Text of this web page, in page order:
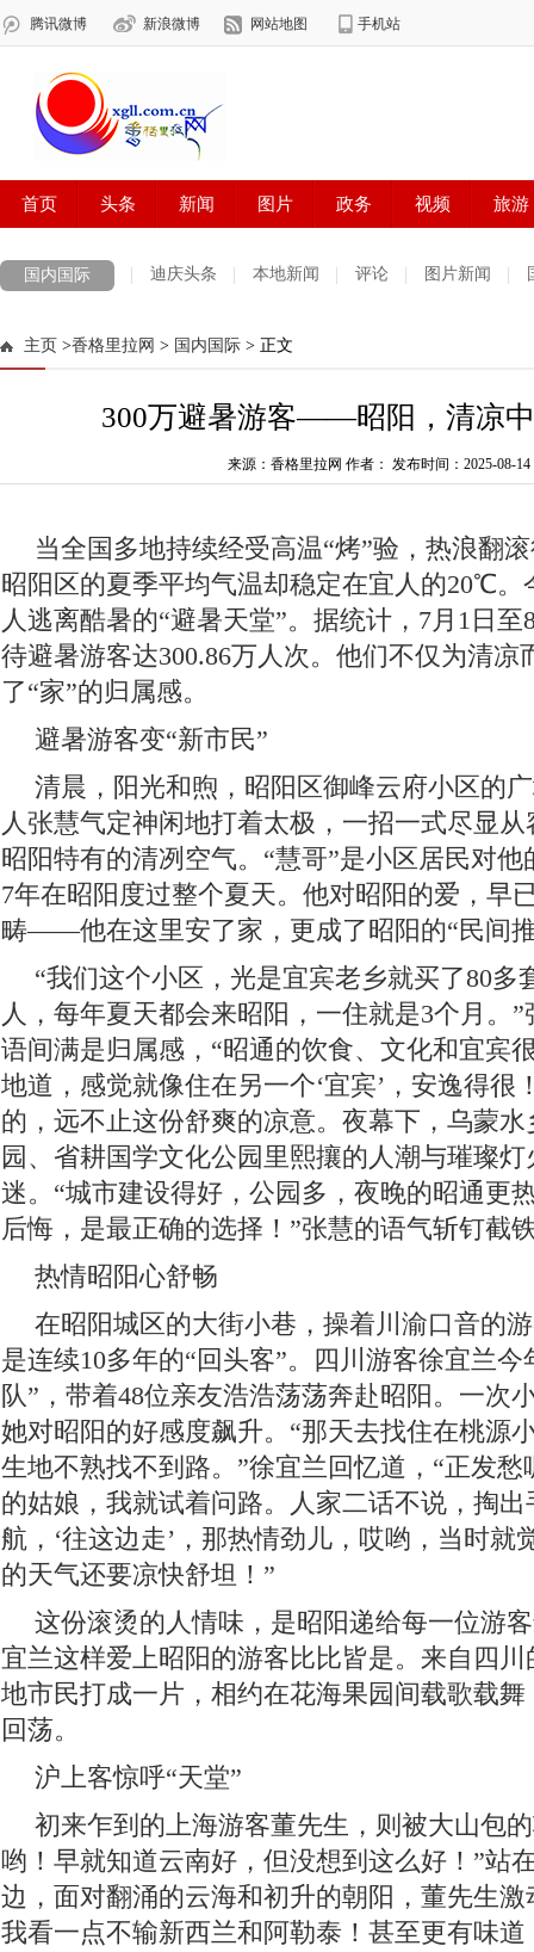
国内国际 迪庆头条 本地新闻 评论 图片新闻
主页 >香格里拉网 > 国内国际 > 正文
300万避暑游客——昭阳，清凉中
来源：香格里拉网 作者： 发布时间：2025-08-14
当全国多地持续经受高温“烤”验，热浪翻
昭阳区的夏季平均气温却稳定在宜人的20℃。
人逃离酷暑的“避暑天堂”。据统计，7月1日
待避暑游客达300.86万人次。他们不仅为清凉
了“家”的归属感。
避暑游客变“新市民”
清晨，阳光和煦，昭阳区御峰云府小区的
人张慧气定神闲地打着太极，一招一式尽显
昭阳特有的清冽空气。“慧哥”是小区居民对
7年在昭阳度过整个夏天。他对昭阳的爱，早
畴——他在这里安了家，更成了昭阳的“民间
“我们这个小区，光是宜宾老乡就买了80多
人，每年夏天都会来昭阳，一住就是3个月。
语间满是归属感，“昭通的饮食、文化和宜宾
地道，感觉就像住在另一个‘宜宾’，安逸得很
的，远不止这份舒爽的凉意。夜幕下，乌蒙
园、省耕国学文化公园里熙攘的人潮与璀璨
迷。“城市建设得好，公园多，夜晚的昭通更
后悔，是最正确的选择！”张慧的语气斩钉截
热情昭阳心舒畅
在昭阳城区的大街小巷，操着川渝口音的
是连续10多年的“回头客”。四川游客徐宜兰今
队”，带着48位亲友浩浩荡荡奔赴昭阳。一次
她对昭阳的好感度飙升。“那天去找住在桃源
生地不熟找不到路。”徐宜兰回忆道，“正发
的姑娘，我就试着问路。人家二话不说，掏
航，‘往这边走’，那热情劲儿，哎哟，当时
的天气还要凉快舒坦！”
这份滚烫的人情味，是昭阳递给每一位游
宜兰这样爱上昭阳的游客比比皆是。来自四
地市民打成一片，相约在花海果园间载歌载
回荡。
沪上客惊呼“天堂”
初来乍到的上海游客董先生，则被大山包
哟！早就知道云南好，但没想到这么好！”站
边，面对翻涌的云海和初升的朝阳，董先生
我看一点不输新西兰和阿勒泰！甚至更有味道